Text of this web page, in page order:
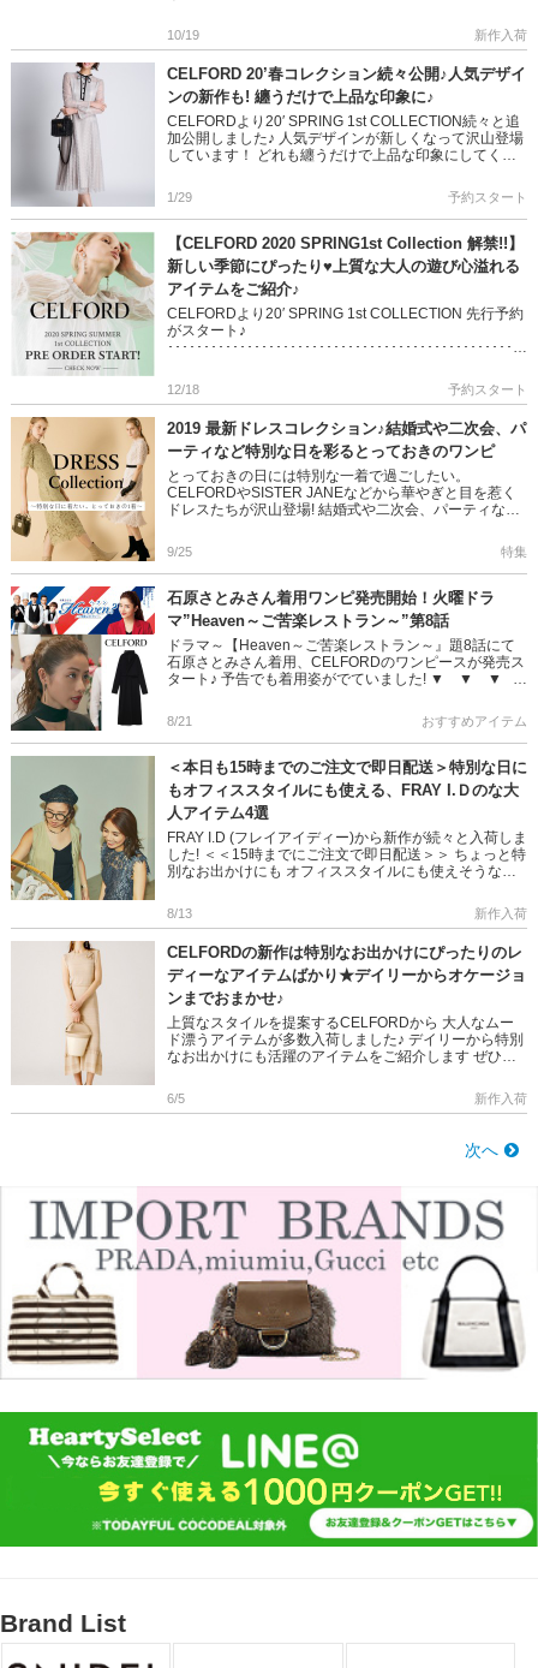
10/19 新作入荷
CELFORD 20’春コレクション続々公開♪人気デザイ
ンの新作も! 纏うだけで上品な印象に♪
CELFORDより20′ SPRING 1st COLLECTION続々と追
加公開しました♪ 人気デザインが新しくなって沢山登場
しています！ どれも纏うだけで上品な印象にしてくれ
1/29 予約スタート
【CELFORD 2020 SPRING1st Collection 解禁!!】
新しい季節にぴったり♥上質な大人の遊び心溢れる
アイテムをご紹介♪
CELFORDより20′ SPRING 1st COLLECTION 先行予約
がスタート♪
････････････････････････････････････････････････ ”
12/18 予約スタート
2019 最新ドレスコレクション♪結婚式や二次会、パ
ーティなど特別な日を彩るとっておきのワンピ
とっておきの日には特別な一着で過ごしたい。
CELFORDやSISTER JANEなどから華やぎと目を惹く
ドレスたちが沢山登場! 結婚式や二次会、パーティな
と導くドレスを […]
9/25 特集
石原さとみさん着用ワンピ発売開始！火曜ドラ
マ”Heaven～ご苦楽レストラン～”第8話
ドラマ～【Heaven～ご苦楽レストラン～』題8話にて
石原さとみさん着用、CELFORDのワンピースが発売ス
タート♪ 予告でも着用姿がでていました! ▼ ▼ ▼
8/21 おすすめアイテム
＜本日も15時までのご注文で即日配送＞特別な日に
もオフィススタイルにも使える、FRAY I.Ｄのな大
人アイテム4選
FRAY I.D (フレイアイディー)から新作が続々と入荷しま
した! ＜＜15時までにご注文で即日配送＞＞ ちょっと特
別なお出かけにも オフィススタイルにも使えそうなア
[…]
8/13 新作入荷
CELFORDの新作は特別なお出かけにぴったりのレ
ディーなアイテムばかり★デイリーからオケージョ
ンまでおまかせ♪
上質なスタイルを提案するCELFORDから 大人なムー
ド漂うアイテムが多数入荷しました♪ デイリーから特別
なお出かけにも活躍のアイテムをご紹介します ぜひご
ら ＞＞ […]
6/5 新作入荷
次へ
Brand List